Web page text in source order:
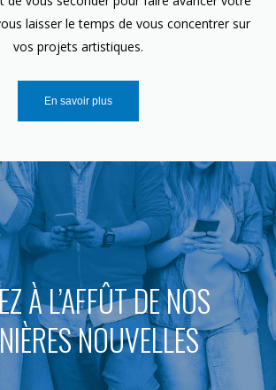
laisser le temps de vous concentrer sur
vos projets artistiques.
En savoir plus
À L’AFFÛT DE NOS
NOUVELLES